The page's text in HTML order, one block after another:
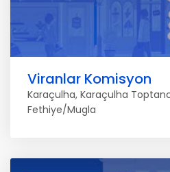
Viranlar Komisyon
Karaçulha, Karaçulha
Fethiye/Mugla